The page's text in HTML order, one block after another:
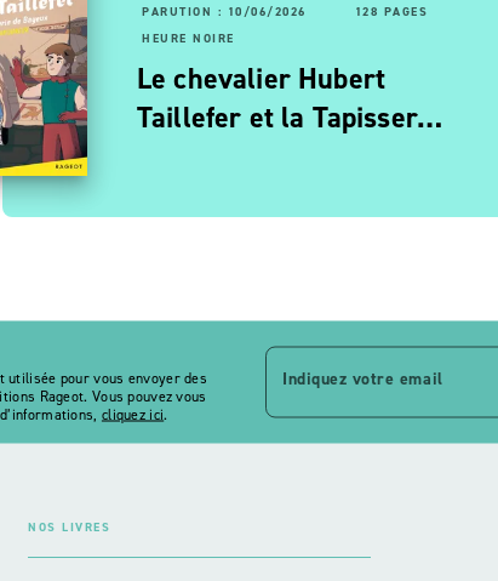
: 06/11/2025
d'enfer
PARUTION : 10/06/2026
128 PAGES
HEURE NOIRE
Le chevalier Hubert
Taillefer et la Tapisser…
utilisée pour vous envoyer des
Rageot. Vous pouvez vous
cliquez ici.
Indiquez votre email
NOS LIVRES